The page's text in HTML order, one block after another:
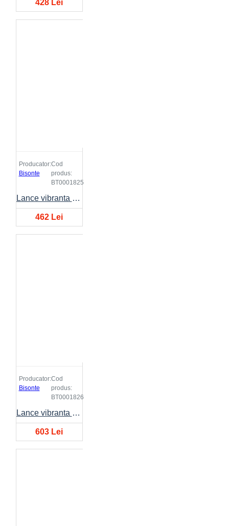
428 Lei
Producator:
Bisonte
Cod
produs:
BT0001825
Lance vibranta BISONTE VIBE Ø38mm, lungime 4 metri
462 Lei
Producator:
Bisonte
Cod
produs:
BT0001826
Lance vibranta BISONTE VIBE Ø45mm, lungime 4 metri
603 Lei